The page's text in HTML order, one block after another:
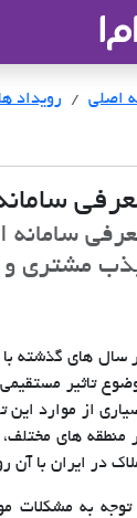
اصلی رویداد ها
سامانه
مشتری و
سال های گذشته
تاثیر
از موارد
منطقه های
در ایران با آن
توجه به مشکلات